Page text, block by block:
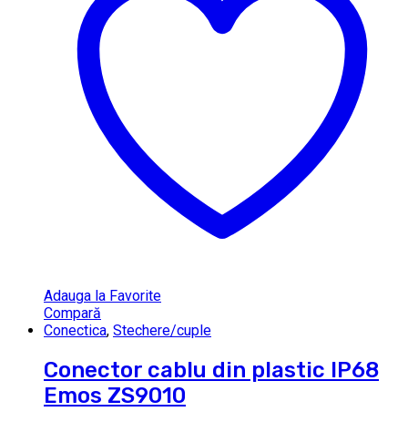
Adauga la Favorite
Compară
Conectica, Stechere/cuple
Conector cablu din plastic IP68
Emos ZS9010